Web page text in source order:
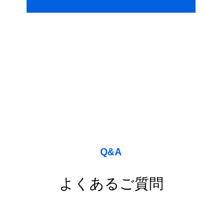
Q&A
よくあるご質問